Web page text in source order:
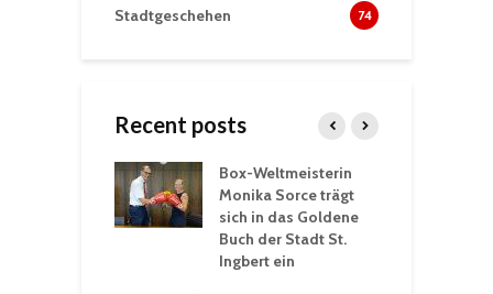
Stadtgeschehen 74
Recent posts
Box-Weltmeisterin
Monika Sorce trägt
sich in das Goldene
Buch der Stadt St.
Ingbert ein